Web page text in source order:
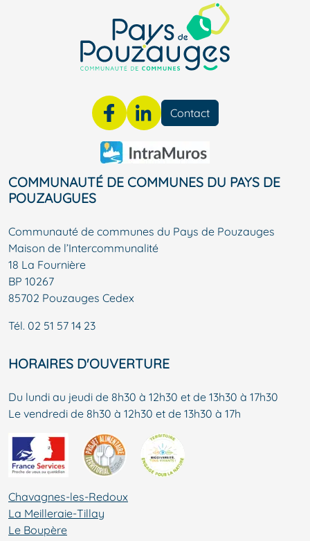
Contact
COMMUNAUTÉ DE COMMUNES DU PAYS DE
POUZAUGUES
Communauté de communes du Pays de Pouzauges
Maison de l’Intercommunalité
18 La Fournière
BP 10267
85702 Pouzauges Cedex
Tél. 02 51 57 14 23
HORAIRES D'OUVERTURE
Du lundi au jeudi de 8h30 à 12h30 et de 13h30 à 17h30
Le vendredi de 8h30 à 12h30 et de 13h30 à 17h
Chavagnes-les-Redoux
La Meilleraie-Tillay
Le Boupère